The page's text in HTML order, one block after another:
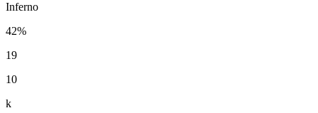
Inferno
42%
19
10
k